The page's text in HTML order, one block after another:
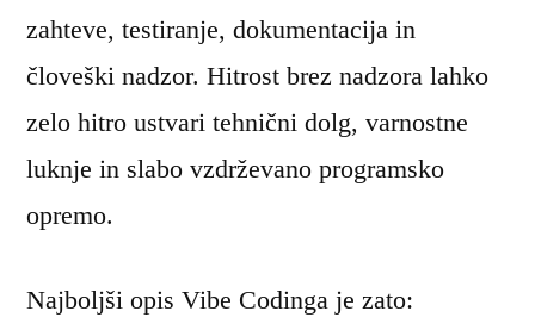
zahteve, testiranje, dokumentacija in
človeški nadzor. Hitrost brez nadzora lahko
zelo hitro ustvari tehnični dolg, varnostne
luknje in slabo vzdrževano programsko
opremo.
Najboljši opis Vibe Codinga je zato: